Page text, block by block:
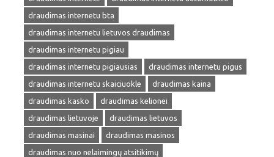
draudimas internetu bta
draudimas internetu lietuvos draudimas
draudimas internetu pigiau
draudimas internetu pigiausias
draudimas internetu pigus
draudimas internetu skaiciuokle
draudimas kaina
draudimas kasko
draudimas kelionei
draudimas lietuvoje
draudimas lietuvos
draudimas masinai
draudimas masinos
draudimas nuo nelaimingų atsitikimų